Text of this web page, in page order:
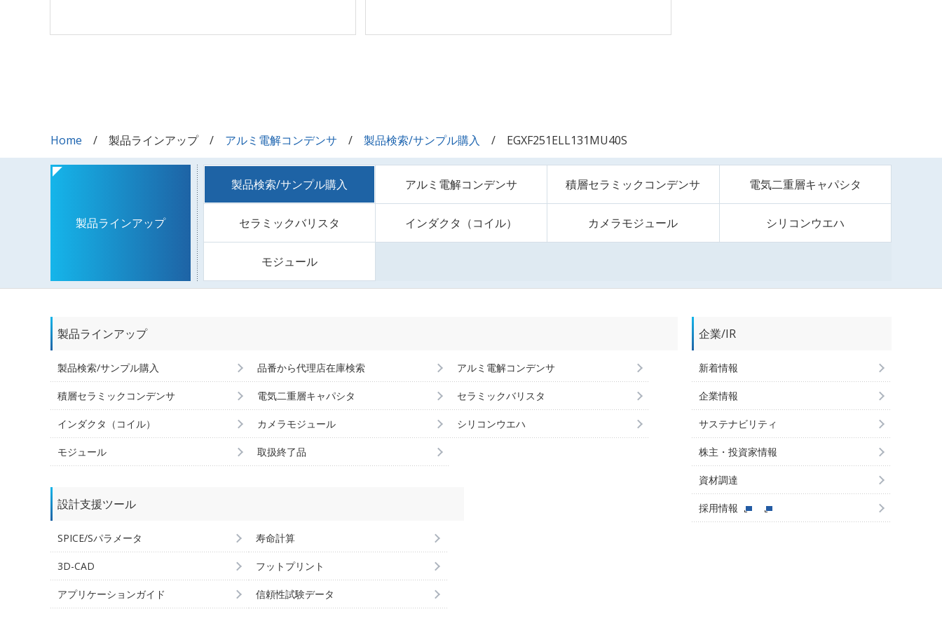
Home 製品ラインアップ アルミ電解コンデンサ 製品検索/サンプル購入 EGXF251ELL131MU40S
製品ラインアップ
製品検索/サンプル購入 アルミ電解コンデンサ 積層セラミックコンデンサ 電気二重層キャパシタ
セラミックバリスタ インダクタ（コイル） カメラモジュール シリコンウエハ
モジュール
製品ラインアップ
製品検索/サンプル購入 品番から代理店在庫検索 アルミ電解コンデンサ
積層セラミックコンデンサ 電気二重層キャパシタ セラミックバリスタ
インダクタ（コイル） カメラモジュール シリコンウエハ
モジュール 取扱終了品
設計支援ツール
SPICE/Sパラメータ 寿命計算
3D-CAD フットプリント
アプリケーションガイド 信頼性試験データ
企業/IR
新着情報
企業情報
サステナビリティ
株主・投資家情報
資材調達
採用情報